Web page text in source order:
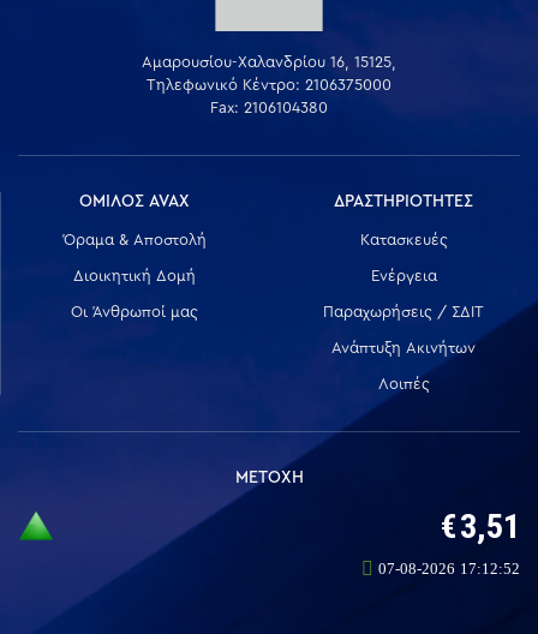
Αμαρουσίου-Χαλανδρίου 16, 15125,
Τηλεφωνικό Κέντρο: 2106375000
Fax: 2106104380
ΟΜΙΛΟΣ AVAX
Όραμα & Αποστολή
Διοικητική Δομή
Οι Άνθρωποί μας
ΔΡΑΣΤΗΡΙΟΤΗΤΕΣ
Κατασκευές
Ενέργεια
Παραχωρήσεις / ΣΔΙΤ
Ανάπτυξη Ακινήτων
Λοιπές
ΜΕΤΟΧΗ